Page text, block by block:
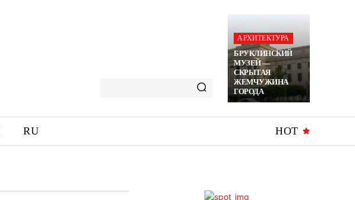
АРХИТЕКТУРА
БРУКЛИНСКИЙ
МУЗЕЙ —
СКРЫТАЯ
ЖЕМЧУЖИНА
ГОРОДА
RU HOT